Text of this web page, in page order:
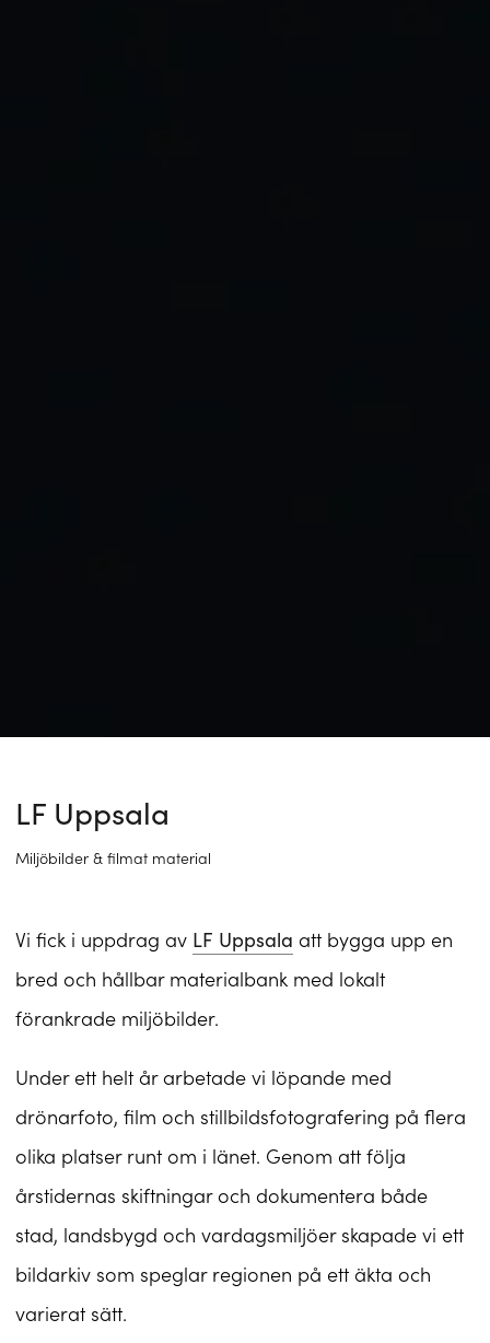
LF Uppsala
Miljöbilder & filmat material
Vi fick i uppdrag av LF Uppsala att bygga upp en
bred och hållbar materialbank med lokalt
förankrade miljöbilder.
Under ett helt år arbetade vi löpande med
drönarfoto, film och stillbildsfotografering på flera
olika platser runt om i länet. Genom att följa
årstidernas skiftningar och dokumentera både
stad, landsbygd och vardagsmiljöer skapade vi ett
bildarkiv som speglar regionen på ett äkta och
varierat sätt.